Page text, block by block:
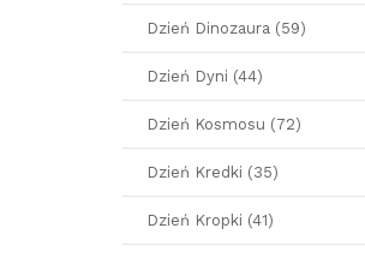
Dzień Dinozaura (59)
Dzień Dyni (44)
Dzień Kosmosu (72)
Dzień Kredki (35)
Dzień Kropki (41)